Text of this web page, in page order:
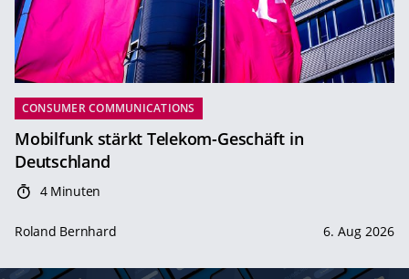
CONSUMER COMMUNICATIONS
Mobilfunk stärkt Telekom-Geschäft in
Deutschland
4 Minuten
Roland Bernhard 6. Aug 2026